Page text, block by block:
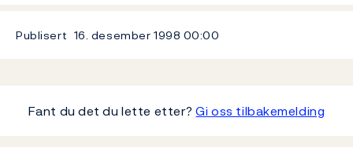
Publisert 16. desember 1998 00:00
Fant du det du lette etter?Gi oss tilbakemelding